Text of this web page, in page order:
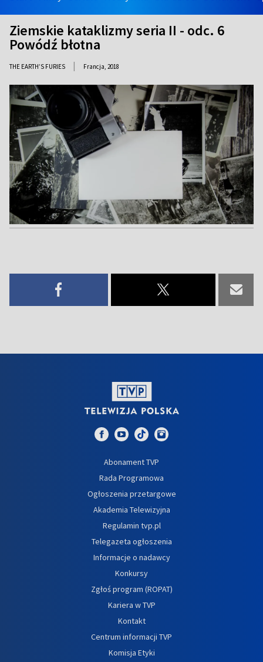
Ziemskie kataklizmy seria II - odc. 6
Powódź błotna
THE EARTH’S FURIES | Francja, 2018
Abonament TVP
Rada Programowa
Ogłoszenia przetargowe
Akademia Telewizyjna
Regulamin tvp.pl
Telegazeta ogłoszenia
Informacje o nadawcy
Konkursy
Zgłoś program (ROPAT)
Kariera w TVP
Kontakt
Centrum informacji TVP
Komisja Etyki